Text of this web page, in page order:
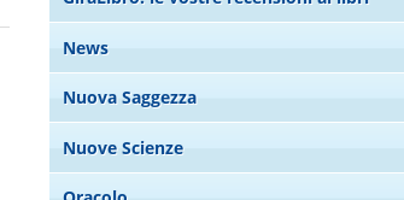
News
Nuova Saggezza
Nuove Scienze